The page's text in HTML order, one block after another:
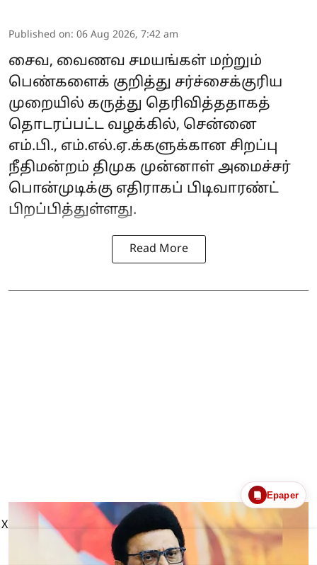
Published on: 06 Aug 2026, 7:42 am
சைவ, வைணவ சமயங்கள் மற்றும்
பெண்களைக் குறித்து சர்ச்சைக்குரிய
முறையில் கருத்து தெரிவித்ததாகத்
தொடரப்பட்ட வழக்கில், சென்னை
எம்.பி., எம்.எல்.ஏ.க்களுக்கான சிறப்பு
நீதிமன்றம் திமுக முன்னாள் அமைச்சர்
பொன்முடிக்கு எதிராகப் பிடிவாரண்ட்
பிறப்பித்துள்ளது.
Read More
Epaper
X